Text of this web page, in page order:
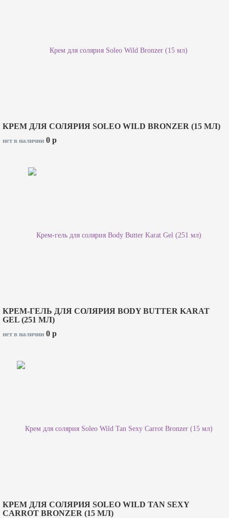
КРЕМ ДЛЯ СОЛЯРИЯ SOLEO WILD BRONZER (15 МЛ)
нет в наличии 0 p
КРЕМ-ГЕЛЬ ДЛЯ СОЛЯРИЯ BODY BUTTER KARAT
GEL (251 МЛ)
нет в наличии 0 p
КРЕМ ДЛЯ СОЛЯРИЯ SOLEO WILD TAN SEXY
CARROT BRONZER (15 МЛ)